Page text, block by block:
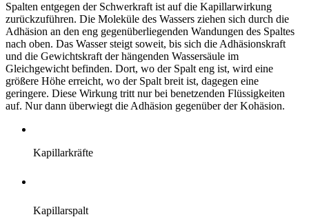
Spalten entgegen der Schwerkraft ist auf die Kapillarwirkung
zurückzuführen. Die Moleküle des Wassers ziehen sich durch die
Adhäsion an den eng gegenüberliegenden Wandungen des Spaltes
nach oben. Das Wasser steigt soweit, bis sich die Adhäsionskraft
und die Gewichtskraft der hängenden Wassersäule im
Gleichgewicht befinden. Dort, wo der Spalt eng ist, wird eine
größere Höhe erreicht, wo der Spalt breit ist, dagegen eine
geringere. Diese Wirkung tritt nur bei benetzenden Flüssigkeiten
auf. Nur dann überwiegt die Adhäsion gegenüber der Kohäsion.
Kapillarkräfte
Kapillarspalt